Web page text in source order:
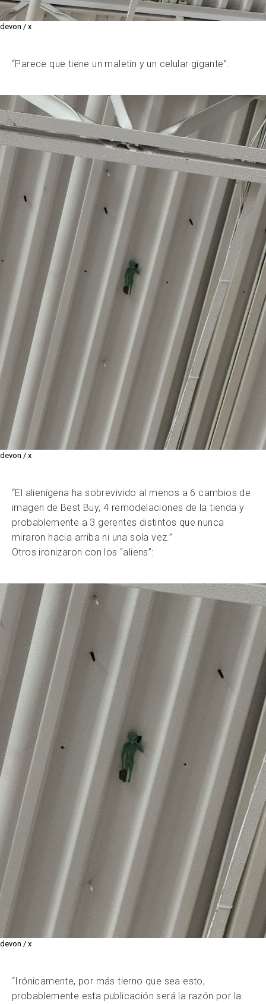
devon / x
“Parece que tiene un maletín y un celular gigante”.
devon / x
“El alienígena ha sobrevivido al menos a 6 cambios de
imagen de Best Buy, 4 remodelaciones de la tienda y
probablemente a 3 gerentes distintos que nunca
miraron hacia arriba ni una sola vez.”
Otros ironizaron con los “aliens”:
devon / x
“Irónicamente, por más tierno que sea esto,
probablemente esta publicación será la razón por la